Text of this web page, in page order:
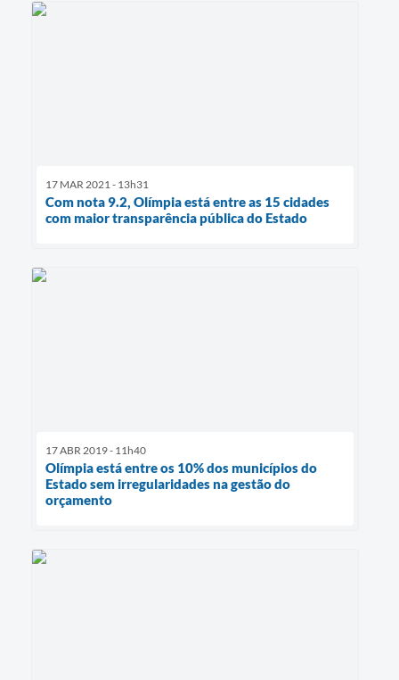
17 MAR 2021 - 13h31
Com nota 9.2, Olímpia está entre as 15 cidades
com maior transparência pública do Estado
17 ABR 2019 - 11h40
Olímpia está entre os 10% dos municípios do
Estado sem irregularidades na gestão do
orçamento